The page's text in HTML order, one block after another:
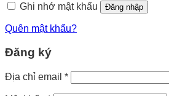
Ghi nhớ mật khẩu Đăng nhập
Quên mật khẩu?
Đăng ký
Địa chỉ email *